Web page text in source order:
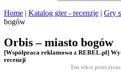
Home | Katalog gier - recenzje | Gry
bogów
Orbis – miasto bogów
[Współpraca reklamowa z REBEL.pl]
recenzji
Ten tekst